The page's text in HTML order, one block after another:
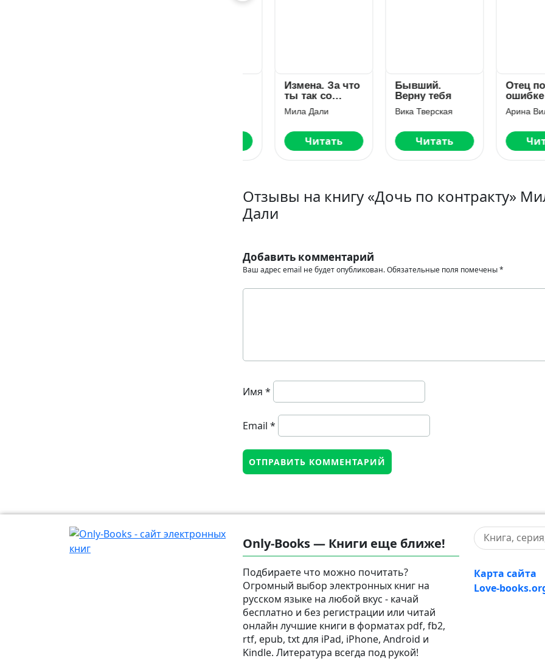
Измена. За что
ты так со
мной?
Мила Дали
Читать
Бывший.
Верну тебя
Вика Тверская
Читать
Отец по
ошибке
Арина Вильде
Читать
Отзывы на книгу «Дочь по контракту»
Дали
Добавить комментарий
Ваш адрес email не будет опубликован.Обязательные поля помечены*
Имя *
Email *
Only-Books — Книги еще ближе!
Подбираете что можно почитать?
Огромный выбор электронных книг на
русском языке на любой вкус - качай
бесплатно и без регистрации или читай
онлайн лучшие книги в форматах pdf, fb2,
rtf, epub, txt для iPad, iPhone, Android и
Kindle. Литература всегда под рукой!
Карта сайта
Love-